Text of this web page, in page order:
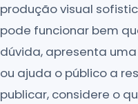
produção visual
pode funcionar bem
dúvida, apresenta
ou ajuda o público a
publicar, considere o